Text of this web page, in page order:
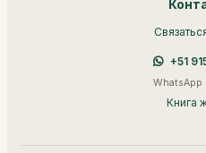
+51
WhatsApp
Книга